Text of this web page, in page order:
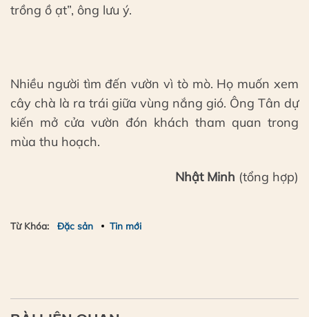
trồng ồ ạt”, ông lưu ý.
Nhiều người tìm đến vườn vì tò mò. Họ muốn xem
cây chà là ra trái giữa vùng nắng gió. Ông Tân dự
kiến mở cửa vườn đón khách tham quan trong
mùa thu hoạch.
Nhật Minh (tổng hợp)
Từ Khóa: Đặc sản Tin mới